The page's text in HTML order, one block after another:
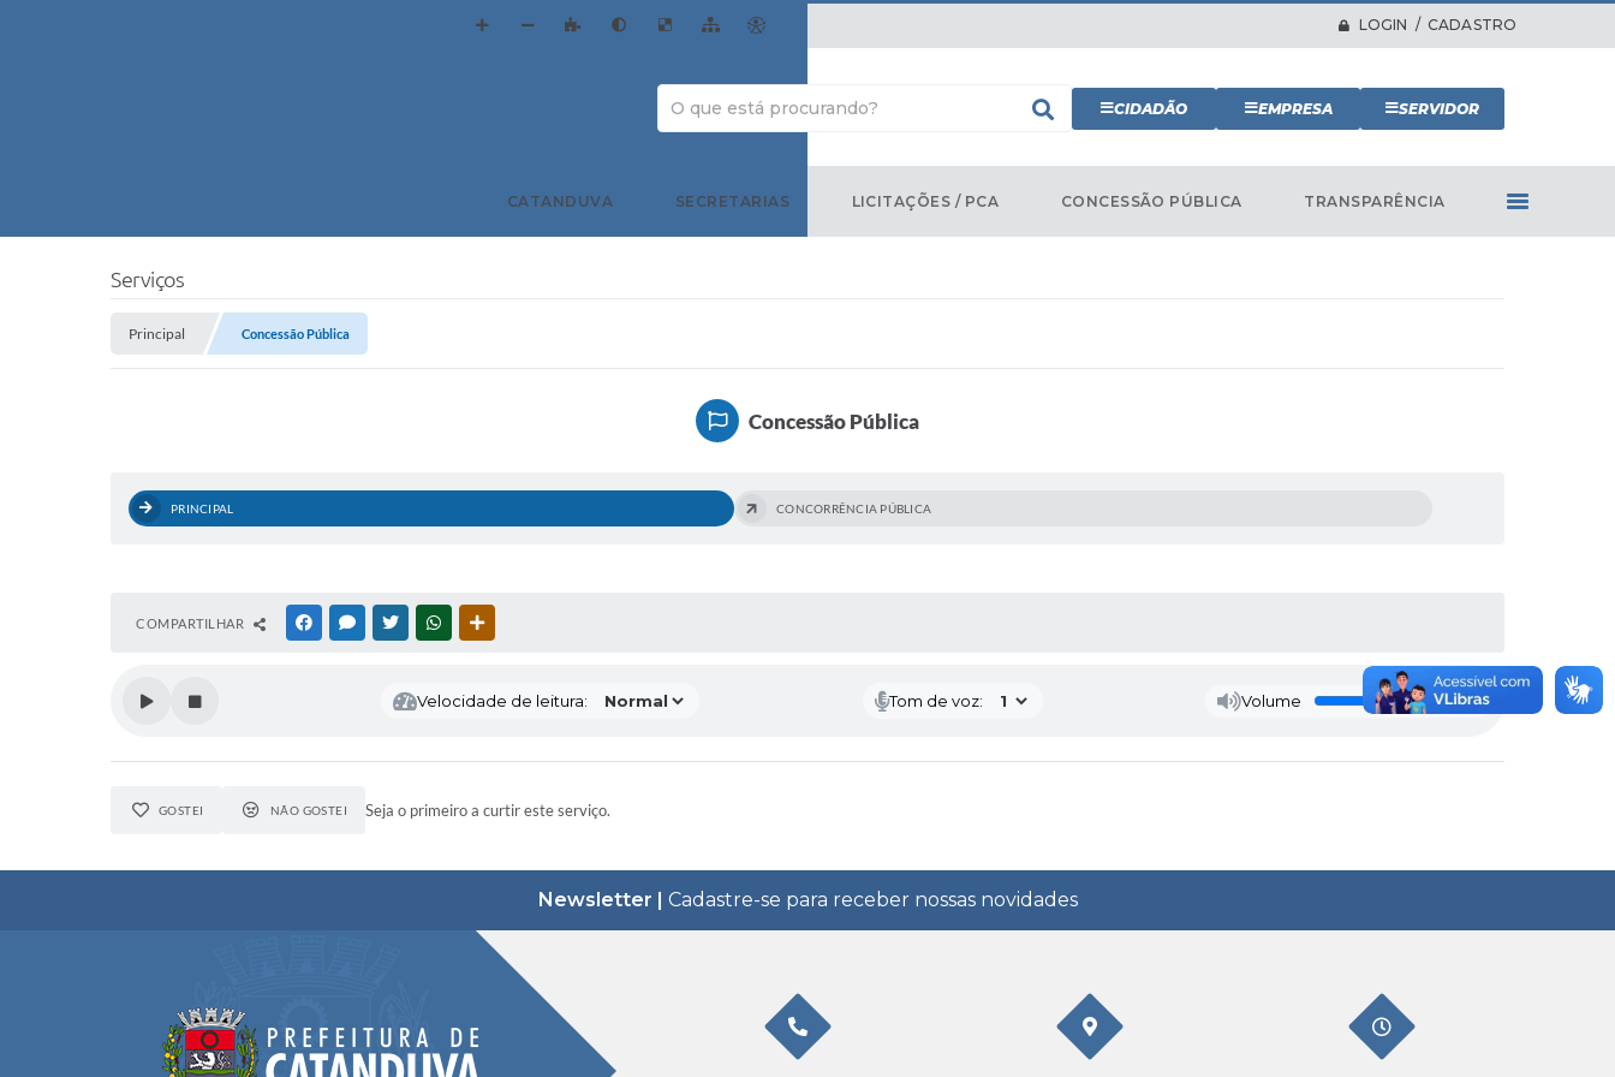
LOGIN / CADASTRO
CIDADÃO EMPRESA SERVIDOR
CATANDUVA SECRETARIAS LICITAÇÕES / PCA CONCESSÃO PÚBLICA TRANSPARÊNCIA
Serviços
Principal Concessão Pública
Concessão Pública
PRINCIPAL CONCORRÊNCIA PÚBLICA
COMPARTILHAR FACEBOOKMESSENGER
TWITTERWHATSAPP
Velocidade de leitura: Tom de voz: Volume
GOSTEI NÃO GOSTEI Seja o primeiro a curtir este serviço.
Newsletter | Cadastre-se para receber nossas novidades